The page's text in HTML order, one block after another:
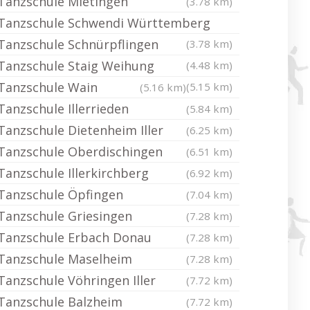
Schwendi Württemberg
(3.78 km)
Schnürpflingen
(4.48 km)
Staig Weihung
(5.15 km)
Wain (5.16 km)
Illerrieden (5.84 km)
Dietenheim Iller (6.25 km)
Oberdischingen (6.51 km)
Illerkirchberg (6.92 km)
Öpfingen (7.04 km)
Griesingen (7.28 km)
Erbach Donau (7.28 km)
Maselheim (7.28 km)
Vöhringen Iller (7.72 km)
Balzheim (7.72 km)